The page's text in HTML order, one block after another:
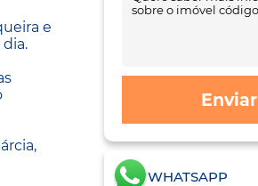
e
Enviar
WHATSAPP